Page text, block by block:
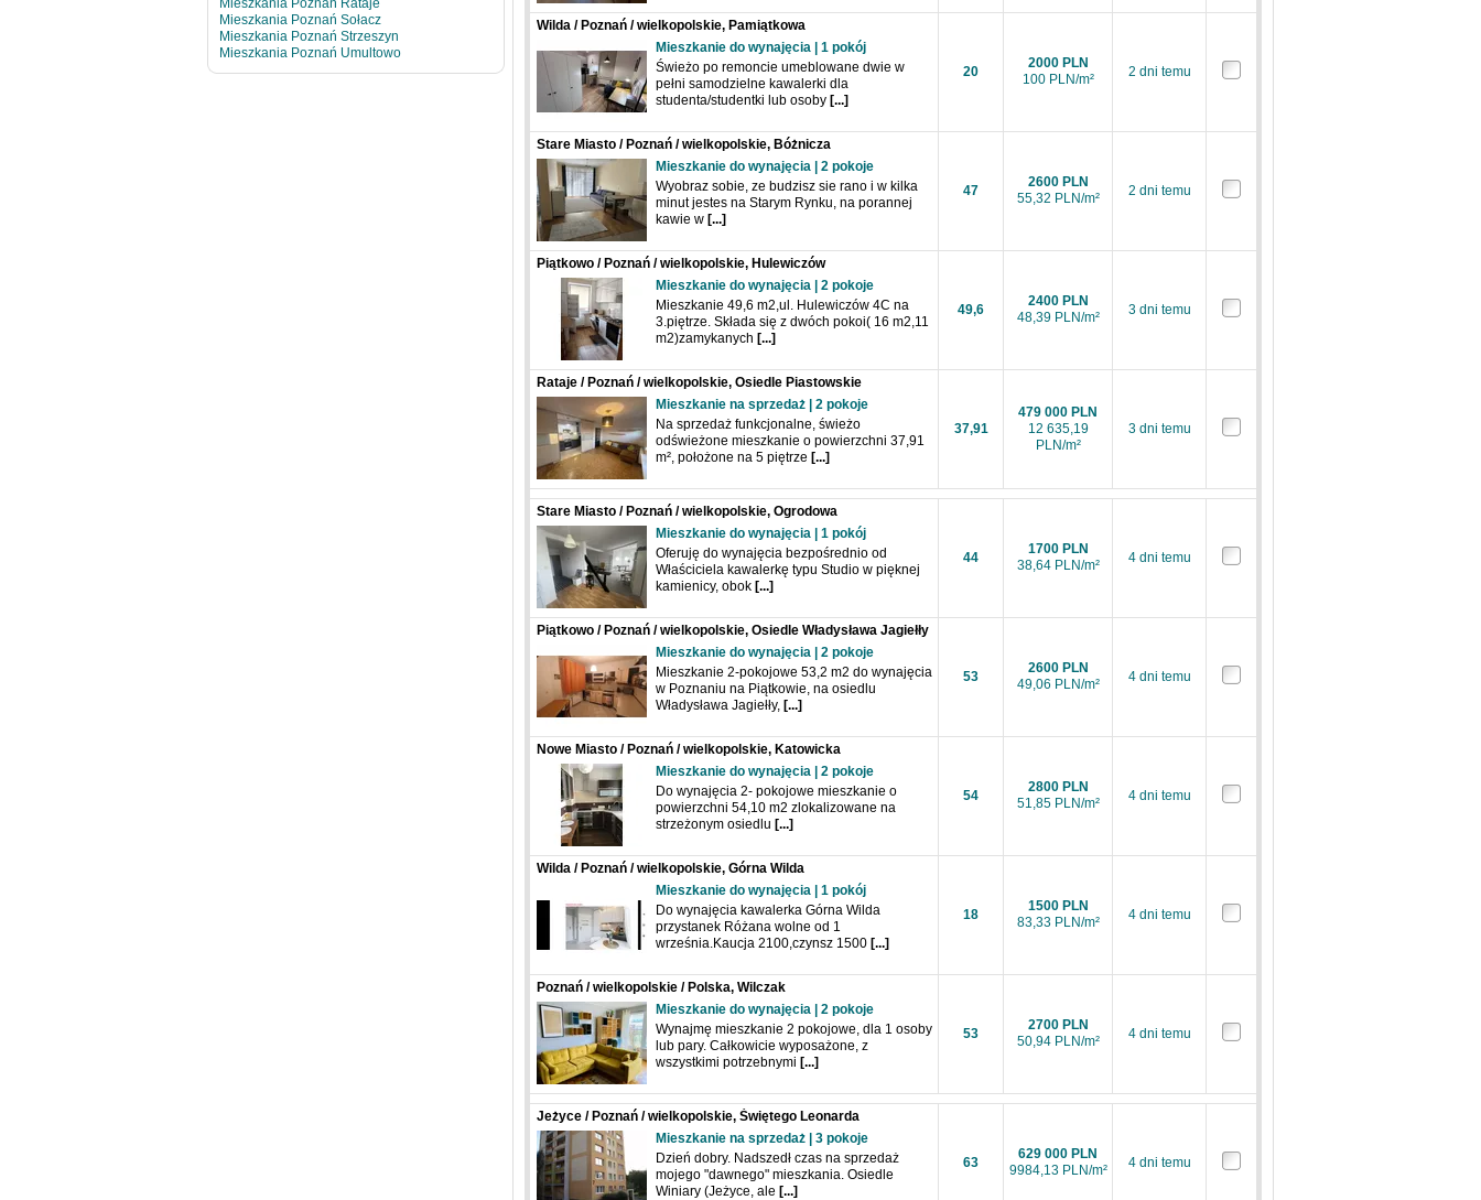
Wilda / Poznań / wielkopolskie, Pamiątkowa
Mieszkanie do wynajęcia | 1 pokój
Świeżo po remoncie umeblowane dwie w
pełni samodzielne kawalerki dla
studenta/studentki lub osoby [...]
20
2000 PLN
100 PLN/m²
2 dni temu
Stare Miasto / Poznań / wielkopolskie, Bóżnicza
Mieszkanie do wynajęcia | 2 pokoje
Wyobraz sobie, ze budzisz sie rano i w kilka
minut jestes na Starym Rynku, na porannej
kawie w [...]
47
2600 PLN
55,32 PLN/m²
2 dni temu
Piątkowo / Poznań / wielkopolskie, Hulewiczów
Mieszkanie do wynajęcia | 2 pokoje
Mieszkanie 49,6 m2,ul. Hulewiczów 4C na
3.piętrze. Składa się z dwóch pokoi( 16 m2,11
m2)zamykanych [...]
49,6
2400 PLN
48,39 PLN/m²
3 dni temu
Rataje / Poznań / wielkopolskie, Osiedle Piastowskie
Mieszkanie na sprzedaż | 2 pokoje
Na sprzedaż funkcjonalne, świeżo
odświeżone mieszkanie o powierzchni 37,91
m², położone na 5 piętrze [...]
37,91
479 000 PLN
12 635,19
PLN/m²
3 dni temu
Stare Miasto / Poznań / wielkopolskie, Ogrodowa
Mieszkanie do wynajęcia | 1 pokój
Oferuję do wynajęcia bezpośrednio od
Właściciela kawalerkę typu Studio w pięknej
kamienicy, obok [...]
44
1700 PLN
38,64 PLN/m²
4 dni temu
Piątkowo / Poznań / wielkopolskie, Osiedle Władysława Jagiełły
Mieszkanie do wynajęcia | 2 pokoje
Mieszkanie 2-pokojowe 53,2 m2 do wynajęcia
w Poznaniu na Piątkowie, na osiedlu
Władysława Jagiełły, [...]
53
2600 PLN
49,06 PLN/m²
4 dni temu
Nowe Miasto / Poznań / wielkopolskie, Katowicka
Mieszkanie do wynajęcia | 2 pokoje
Do wynajęcia 2- pokojowe mieszkanie o
powierzchni 54,10 m2 zlokalizowane na
strzeżonym osiedlu [...]
54
2800 PLN
51,85 PLN/m²
4 dni temu
Wilda / Poznań / wielkopolskie, Górna Wilda
Mieszkanie do wynajęcia | 1 pokój
Do wynajęcia kawalerka Górna Wilda
przystanek Różana wolne od 1
września.Kaucja 2100,czynsz 1500 [...]
18
1500 PLN
83,33 PLN/m²
4 dni temu
Poznań / wielkopolskie / Polska, Wilczak
Mieszkanie do wynajęcia | 2 pokoje
Wynajmę mieszkanie 2 pokojowe, dla 1 osoby
lub pary. Całkowicie wyposażone, z
wszystkimi potrzebnymi [...]
53
2700 PLN
50,94 PLN/m²
4 dni temu
Jeżyce / Poznań / wielkopolskie, Świętego Leonarda
Mieszkanie na sprzedaż | 3 pokoje
Dzień dobry. Nadszedł czas na sprzedaż
mojego "dawnego" mieszkania. Osiedle
Winiary (Jeżyce, ale [...]
63
629 000 PLN
9984,13 PLN/m²
4 dni temu
Mieszkania Poznań Rataje
Mieszkania Poznań Sołacz
Mieszkania Poznań Strzeszyn
Mieszkania Poznań Umultowo